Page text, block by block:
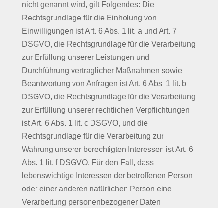
nicht genannt wird, gilt Folgendes: Die
Rechtsgrundlage für die Einholung von
Einwilligungen ist Art. 6 Abs. 1 lit. a und Art. 7
DSGVO, die Rechtsgrundlage für die Verarbeitung
zur Erfüllung unserer Leistungen und
Durchführung vertraglicher Maßnahmen sowie
Beantwortung von Anfragen ist Art. 6 Abs. 1 lit. b
DSGVO, die Rechtsgrundlage für die Verarbeitung
zur Erfüllung unserer rechtlichen Verpflichtungen
ist Art. 6 Abs. 1 lit. c DSGVO, und die
Rechtsgrundlage für die Verarbeitung zur
Wahrung unserer berechtigten Interessen ist Art. 6
Abs. 1 lit. f DSGVO. Für den Fall, dass
lebenswichtige Interessen der betroffenen Person
oder einer anderen natürlichen Person eine
Verarbeitung personenbezogener Daten